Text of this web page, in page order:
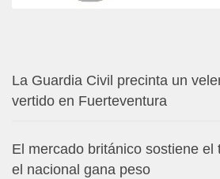
La Guardia Civil precinta un
vertido en Fuerteventura
El mercado británico sostiene el
el nacional gana peso